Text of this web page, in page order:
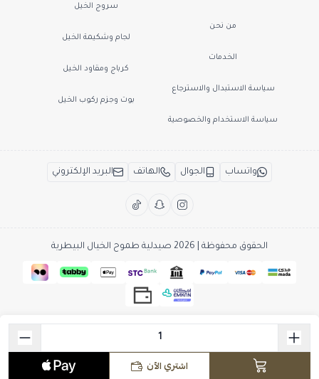
اشتري الآن
من نحن
الخدمات
سياسة الاستبدال والاسترجاع
سياسة الاستخدام والخصوصية
سروج الخيل
لجام وشكيمة الخيل
كرباج ومقاود الخيل
بوت وجزم ركوب الخيل
واتساب الجوال الهاتف البريد الإلكتروني
الحقوق محفوظة | 2026 صيدلية طموح الخيال البيطرية